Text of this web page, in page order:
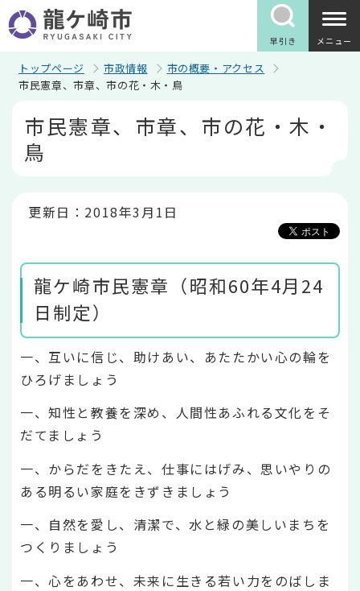
の
ペ
早引き メニュー
トップページ 市政情報
市の概要・アクセス
市民憲章、市章、市の花・木・鳥
市民憲章、市章、市の花・木・
鳥
更新日：2018年3月1日
龍ケ崎市民憲章（昭和60年4月24
日制定）
一、互いに信じ、助けあい、あたたかい心の輪を
ひろげましょう
一、知性と教養を深め、人間性あふれる文化をそ
だてましょう
一、からだをきたえ、仕事にはげみ、思いやりの
ある明るい家庭をきずきましょう
一、自然を愛し、清潔で、水と緑の美しいまちを
つくりましょう
一、心をあわせ、未来に生きる若い力をのばしま